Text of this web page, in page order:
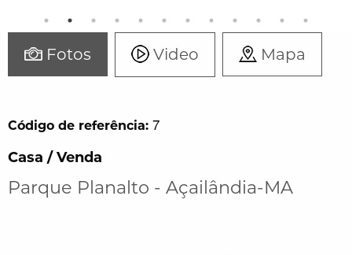
Fotos Video Mapa
Código de referência: 7
Casa / Venda
Parque Planalto - Açailândia-MA